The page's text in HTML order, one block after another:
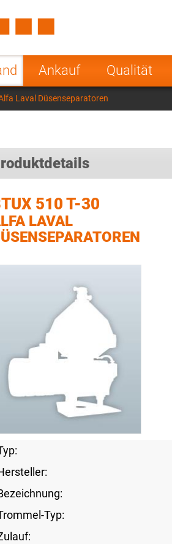
Ankauf Qualität
Poland
India
Laval Düsenseparatoren
510 T-30
LAVAL
Typ: